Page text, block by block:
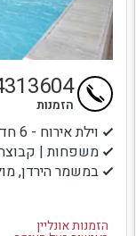
וילת אירוח - 6 חדרי שינה
משפחות |
במשמר הירדן,
הזמנות אונליין
הזמנות